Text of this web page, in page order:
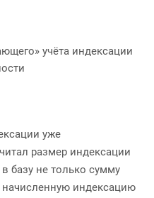
учёта индексации
уже
размер индексации
базу не только сумму
начисленную индексацию